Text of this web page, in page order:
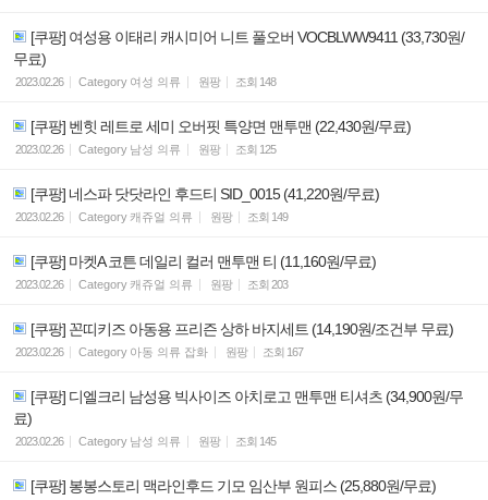
[쿠팡] 여성용 이태리 캐시미어 니트 풀오버 VOCBLWW9411 (33,730원/
무료)
2023.02.26 Category 여성 의류 원팡 조회 148
[쿠팡] 벤힛 레트로 세미 오버핏 특양면 맨투맨 (22,430원/무료)
2023.02.26 Category 남성 의류 원팡 조회 125
[쿠팡] 네스파 닷닷라인 후드티 SID_0015 (41,220원/무료)
2023.02.26 Category 캐쥬얼 의류 원팡 조회 149
[쿠팡] 마켓A 코튼 데일리 컬러 맨투맨 티 (11,160원/무료)
2023.02.26 Category 캐쥬얼 의류 원팡 조회 203
[쿠팡] 꼰띠키즈 아동용 프리즌 상하 바지세트 (14,190원/조건부 무료)
2023.02.26 Category 아동 의류 잡화 원팡 조회 167
[쿠팡] 디엘크리 남성용 빅사이즈 아치로고 맨투맨 티셔츠 (34,900원/무
료)
2023.02.26 Category 남성 의류 원팡 조회 145
[쿠팡] 봉봉스토리 맥라인후드 기모 임산부 원피스 (25,880원/무료)